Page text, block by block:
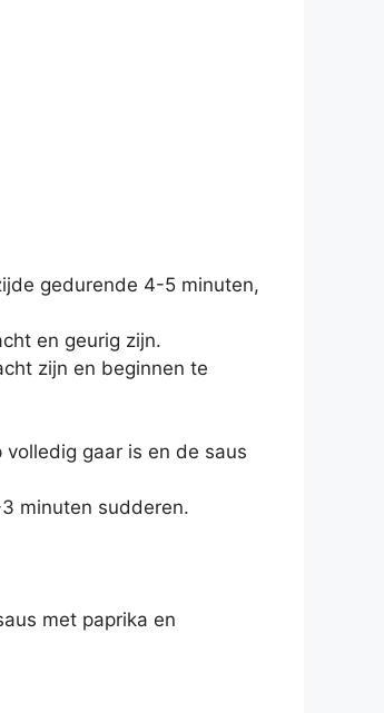
gedurende 4-5 minuten,
en geurig zijn.
zijn en beginnen te
gaar is en de saus
minuten sudderen.
met paprika en